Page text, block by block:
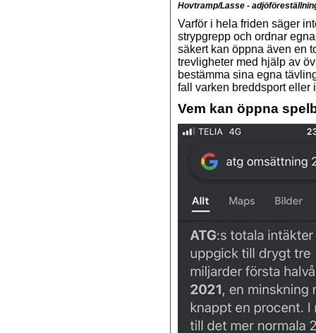
Hovtramp/Lasse -
Varför i hela friden säger
strypgrepp och ordnar
säkert kan öppna även en
trevligheter med hjälp av
bestämma sina egna
fall varken breddsport eller
Vem kan öppna